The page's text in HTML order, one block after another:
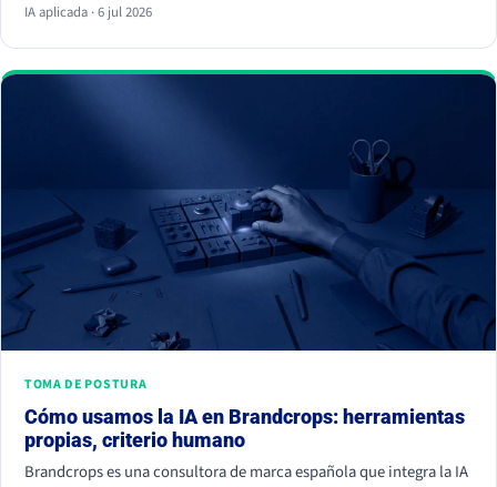
información citable, ganarte autoridad de terceros y demostrar
experiencia real. Empieza hoy, porque la IA ya decide a quién
nombrar y a quién ignorar.
IA aplicada · 6 jul 2026
TOMA DE POSTURA
Cómo usamos la IA en Brandcrops: herramientas
propias, criterio humano
Brandcrops es una consultora de marca española que integra la IA